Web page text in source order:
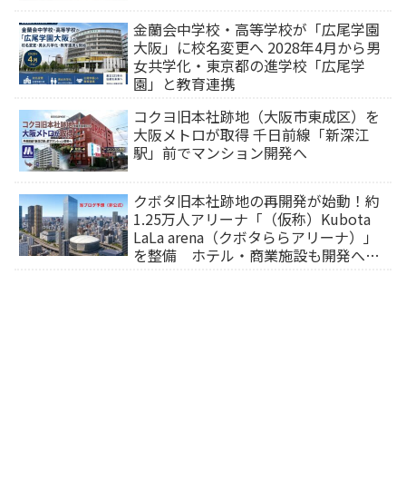
金蘭会中学校・高等学校が「広尾学園
大阪」に校名変更へ 2028年4月から男
女共学化・東京都の進学校「広尾学
園」と教育連携
コクヨ旧本社跡地（大阪市東成区）を
大阪メトロが取得 千日前線「新深江
駅」前でマンション開発へ
クボタ旧本社跡地の再開発が始動！約
1.25万人アリーナ「（仮称）Kubota
LaLa arena（クボタららアリーナ）」
を整備 ホテル・商業施設も開発へ